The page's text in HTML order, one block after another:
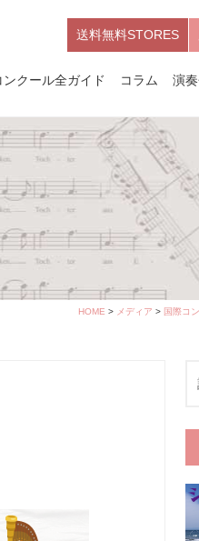
送料無料STORES
クール全ガイド コラム 演
HOME > メディア > 国際コ